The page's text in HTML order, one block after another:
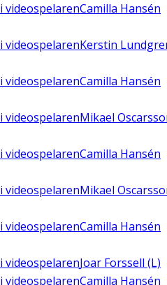
i videospelarenCamilla Hansén
i videospelarenKerstin
i videospelarenCamilla Hansén
i videospelarenMikael
i videospelarenCamilla Hansén
i videospelarenMikael
i videospelarenCamilla Hansén
i videospelarenJoar Forssell (L)
i videospelarenCamilla Hansén